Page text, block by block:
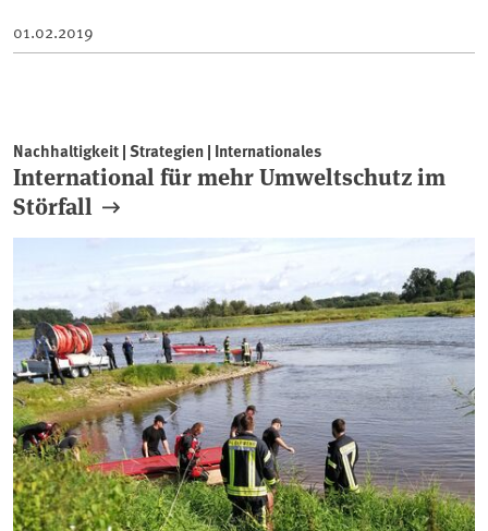
01.02.2019
Nachhaltigkeit | Strategien | Internationales
International für mehr Umweltschutz im
Störfall